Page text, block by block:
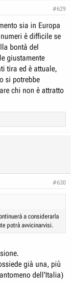
#629
sia in Europa
è difficile se
bontà del
giustamente
tira ed è attuale,
si potrebbe
chi non è attratto
#630
a considerarla
potrà avvicinarvisi.
già una, più
dell'Italia)